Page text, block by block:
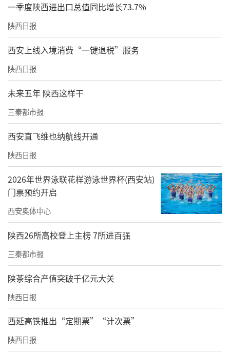
经过三十余年的发展，现在百益木瓜饮品厂已
经发展成初具规模的陕西安康百益实业有限责
任公司，并逐步将木瓜产业化发展。2021年12
月14日，百益木瓜酒品牌广告正式登录CCTV-1
7中央电视台农业农村频道，也意味着白河百益
木瓜酒品质得到央视的认可。
历经几十年的发展与变革，张成祥和百益的初
心依旧没变，“用心酿造好品质，让百益木瓜
酒一代代传承下来。”
一季度陕西进出口总值同比增长73.7%
陕西日报
西安上线入境消费“一键退税”服务
陕西日报
未来五年 陕西这样干
三秦都市报
西安直飞维也纳航线开通
陕西日报
2026年世界泳联花样游泳世界杯(西安站)
门票预约开启
西安奥体中心
陕西26所高校登上主榜 7所进百强
三秦都市报
陕茶综合产值突破千亿元大关
陕西日报
西延高铁推出“定期票”“计次票”
陕西日报